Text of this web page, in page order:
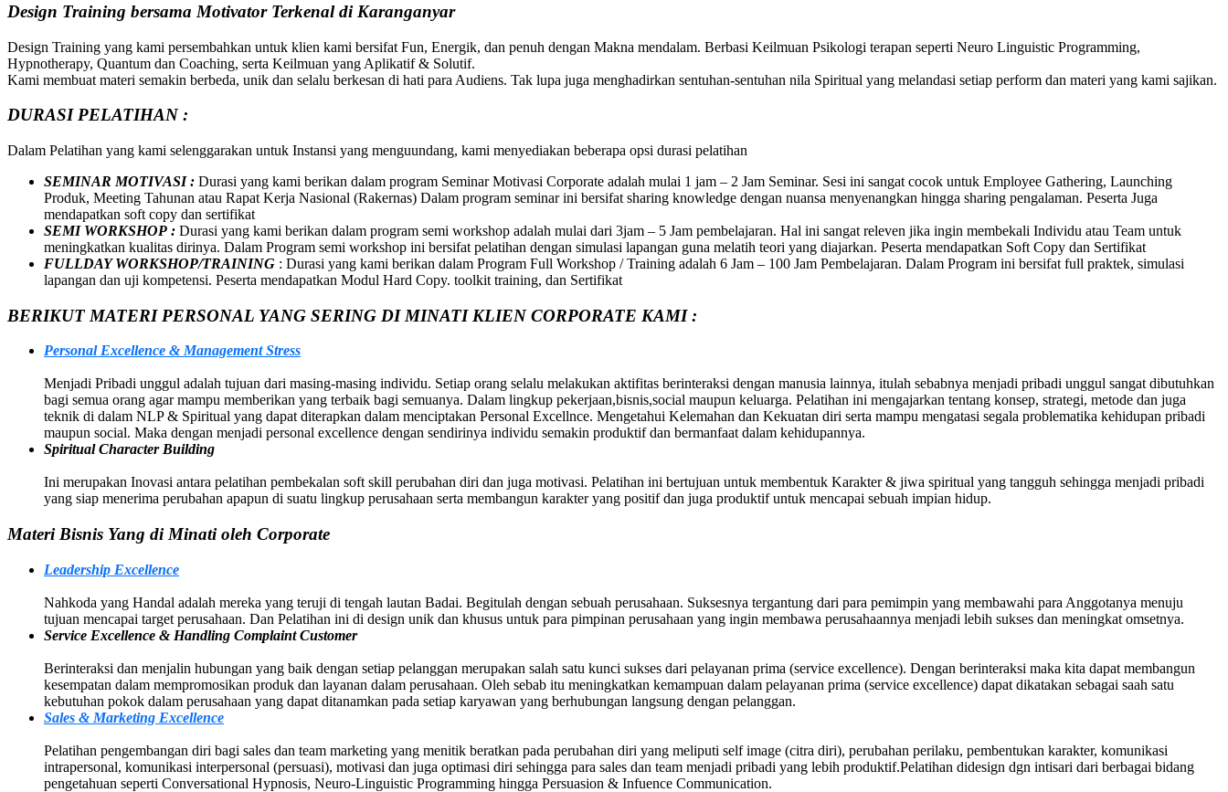
Design Training bersama Motivator Terkenal di Karanganyar
Design Training yang kami persembahkan untuk klien kami bersifat Fun, Energik, dan penuh dengan Makna mendalam. Berbasi Keilmuan Psikologi terapan seperti Neuro Linguistic Programming,
Hypnotherapy, Quantum dan Coaching, serta Keilmuan yang Aplikatif & Solutif.
Kami membuat materi semakin berbeda, unik dan selalu berkesan di hati para Audiens. Tak lupa juga menghadirkan sentuhan-sentuhan nila Spiritual yang melandasi setiap perform dan materi yang kami sajikan.
DURASI PELATIHAN :
Dalam Pelatihan yang kami selenggarakan untuk Instansi yang menguundang, kami menyediakan beberapa opsi durasi pelatihan
SEMINAR MOTIVASI : Durasi yang kami berikan dalam program Seminar Motivasi Corporate adalah mulai 1 jam – 2 Jam Seminar. Sesi ini sangat cocok untuk Employee Gathering, Launching
Produk, Meeting Tahunan atau Rapat Kerja Nasional (Rakernas) Dalam program seminar ini bersifat sharing knowledge dengan nuansa menyenangkan hingga sharing pengalaman. Peserta Juga
mendapatkan soft copy dan sertifikat
SEMI WORKSHOP : Durasi yang kami berikan dalam program semi workshop adalah mulai dari 3jam – 5 Jam pembelajaran. Hal ini sangat releven jika ingin membekali Individu atau Team untuk
meningkatkan kualitas dirinya. Dalam Program semi workshop ini bersifat pelatihan dengan simulasi lapangan guna melatih teori yang diajarkan. Peserta mendapatkan Soft Copy dan Sertifikat
FULLDAY WORKSHOP/TRAINING : Durasi yang kami berikan dalam Program Full Workshop / Training adalah 6 Jam – 100 Jam Pembelajaran. Dalam Program ini bersifat full praktek, simulasi
lapangan dan uji kompetensi. Peserta mendapatkan Modul Hard Copy. toolkit training, dan Sertifikat
BERIKUT MATERI PERSONAL YANG SERING DI MINATI KLIEN CORPORATE KAMI :
Personal Excellence & Management Stress
Menjadi Pribadi unggul adalah tujuan dari masing-masing individu. Setiap orang selalu melakukan aktifitas berinteraksi dengan manusia lainnya, itulah sebabnya menjadi pribadi unggul sangat dibutuhkan
bagi semua orang agar mampu memberikan yang terbaik bagi semuanya. Dalam lingkup pekerjaan,bisnis,social maupun keluarga. Pelatihan ini mengajarkan tentang konsep, strategi, metode dan juga
teknik di dalam NLP & Spiritual yang dapat diterapkan dalam menciptakan Personal Excellnce. Mengetahui Kelemahan dan Kekuatan diri serta mampu mengatasi segala problematika kehidupan pribadi
maupun social. Maka dengan menjadi personal excellence dengan sendirinya individu semakin produktif dan bermanfaat dalam kehidupannya.
Spiritual Character Building
Ini merupakan Inovasi antara pelatihan pembekalan soft skill perubahan diri dan juga motivasi. Pelatihan ini bertujuan untuk membentuk Karakter & jiwa spiritual yang tangguh sehingga menjadi pribadi
yang siap menerima perubahan apapun di suatu lingkup perusahaan serta membangun karakter yang positif dan juga produktif untuk mencapai sebuah impian hidup.
Materi Bisnis Yang di Minati oleh Corporate
Leadership Excellence
Nahkoda yang Handal adalah mereka yang teruji di tengah lautan Badai. Begitulah dengan sebuah perusahaan. Suksesnya tergantung dari para pemimpin yang membawahi para Anggotanya menuju
tujuan mencapai target perusahaan. Dan Pelatihan ini di design unik dan khusus untuk para pimpinan perusahaan yang ingin membawa perusahaannya menjadi lebih sukses dan meningkat omsetnya.
Service Excellence & Handling Complaint Customer
Berinteraksi dan menjalin hubungan yang baik dengan setiap pelanggan merupakan salah satu kunci sukses dari pelayanan prima (service excellence). Dengan berinteraksi maka kita dapat membangun
kesempatan dalam mempromosikan produk dan layanan dalam perusahaan. Oleh sebab itu meningkatkan kemampuan dalam pelayanan prima (service excellence) dapat dikatakan sebagai saah satu
kebutuhan pokok dalam perusahaan yang dapat ditanamkan pada setiap karyawan yang berhubungan langsung dengan pelanggan.
Sales & Marketing Excellence
Pelatihan pengembangan diri bagi sales dan team marketing yang menitik beratkan pada perubahan diri yang meliputi self image (citra diri), perubahan perilaku, pembentukan karakter, komunikasi
intrapersonal, komunikasi interpersonal (persuasi), motivasi dan juga optimasi diri sehingga para sales dan team menjadi pribadi yang lebih produktif.Pelatihan didesign dgn intisari dari berbagai bidang
pengetahuan seperti Conversational Hypnosis, Neuro-Linguistic Programming hingga Persuasion & Infuence Communication.